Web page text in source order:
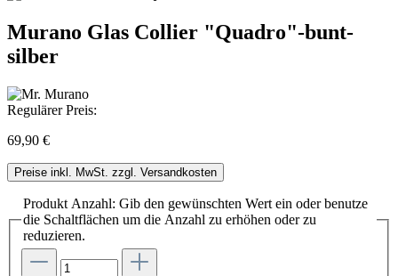
Murano Glas Collier "Quadro"-bunt-
silber
Regulärer Preis:
69,90 €
Preise inkl. MwSt. zzgl. Versandkosten
Produkt Anzahl: Gib den gewünschten Wert ein oder benutze
die Schaltflächen um die Anzahl zu erhöhen oder zu
reduzieren.